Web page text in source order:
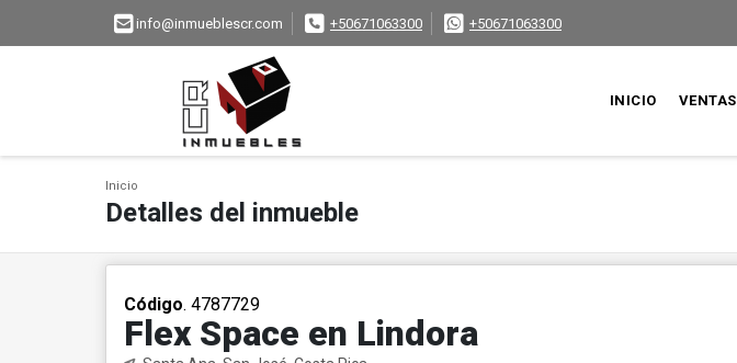
info@inmueblescr.com +50671063300 +50671063300
INICIO VENTAS
Inicio
Detalles del inmueble
Código. 4787729
Flex Space en Lindora